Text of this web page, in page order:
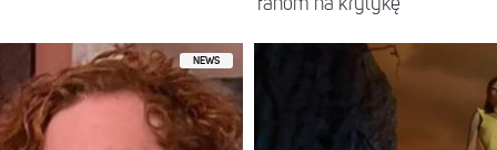
fanom na krytykę
NEWS